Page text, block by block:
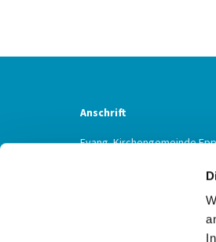
Anschrift
Evang. Kirchengemeinde